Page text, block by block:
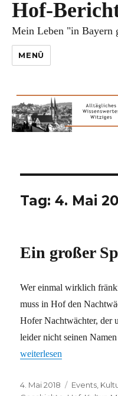
Hof-
Mein Leben "in Bayern
MENÜ
Tag:4. Mai
Ein großer
Wer einmal wirklich
muss in Hof den
Hofer Nachtwächter, der
leider nicht seinen
„Ein großer Spaß“
weiterlesen
Veröffentlicht
4. Mai 2018 Kategorien
Events